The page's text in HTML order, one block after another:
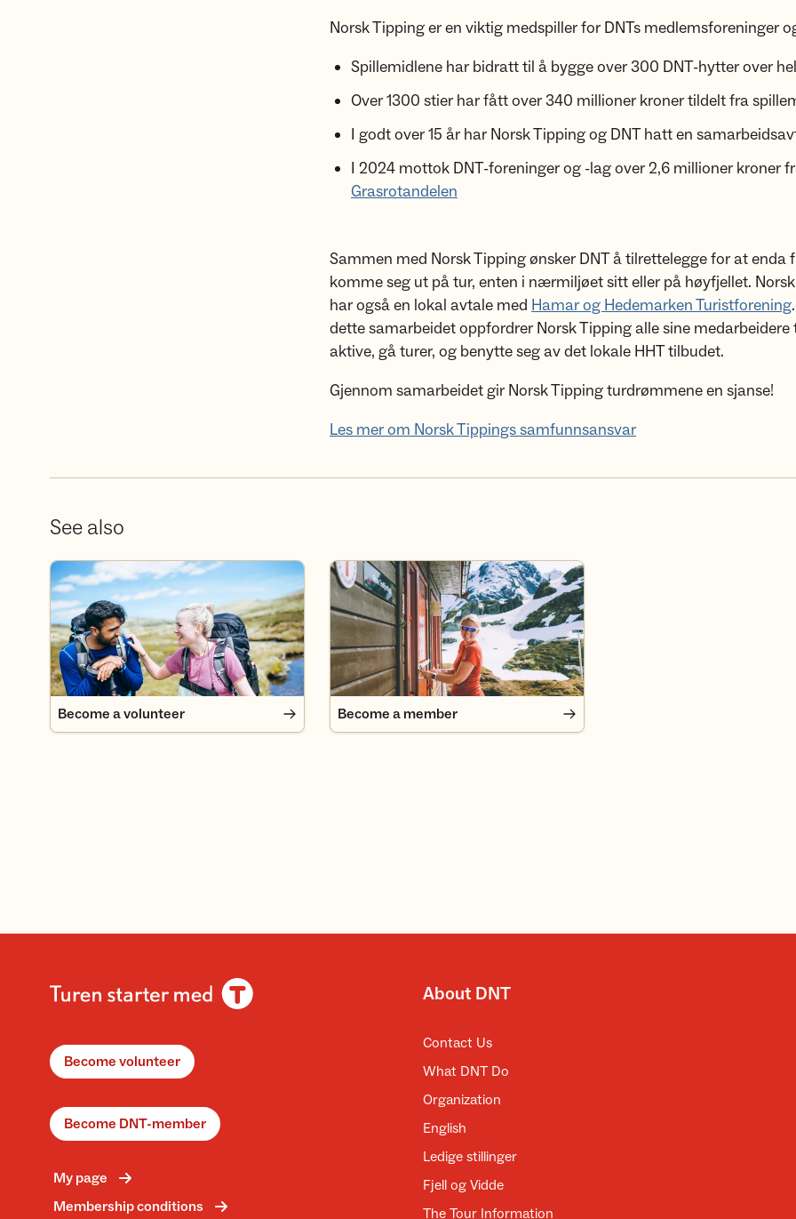
Norsk Tipping er en viktig medspiller for DNTs medlemsforeninger
Spillemidlene har bidratt til å bygge over 300 DNT-hytter over
Over 1300 stier har fått over 340 millioner kroner tildelt fra
I godt over 15 år har Norsk Tipping og DNT hatt en
I 2024 mottok DNT-foreninger og -lag over 2,6 millioner kroner
Grasrotandelen
Sammen med Norsk Tipping ønsker DNT å tilrettelegge for at enda
komme seg ut på tur, enten i nærmiljøet sitt eller på høyfjellet.
har også en lokal avtale med Hamar og Hedemarken Turistforening
dette samarbeidet oppfordrer Norsk Tipping alle sine
aktive, gå turer, og benytte seg av det lokale HHT tilbudet.
Gjennom samarbeidet gir Norsk Tipping turdrømmene en sjanse!
Les mer om Norsk Tippings samfunnsansvar
See also
Become a volunteer
Become a volunteer
Become a member
Become a member
Become volunteer
Become DNT-member
My page
Membership conditions
About DNT
Contact Us
What DNT Do
Organization
English
Ledige stillinger
Fjell og Vidde
The Tour Information